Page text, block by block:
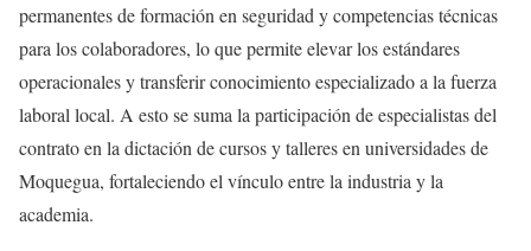
permanentes de formación en seguridad y competencias técnicas
para los colaboradores, lo que permite elevar los estándares
operacionales y transferir conocimiento especializado a la fuerza
laboral local. A esto se suma la participación de especialistas del
contrato en la dictación de cursos y talleres en universidades de
Moquegua, fortaleciendo el vínculo entre la industria y la
academia.